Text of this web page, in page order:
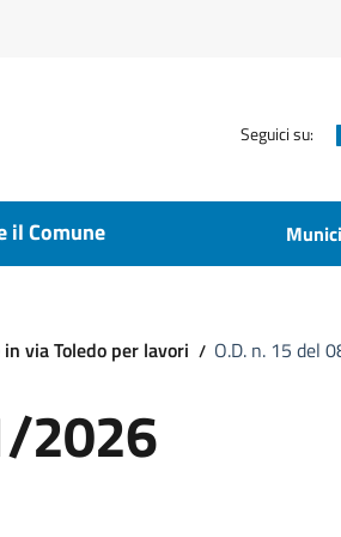
Seguici su:
il Comune
via Toledo per lavori O.D. n. 15 del
2026